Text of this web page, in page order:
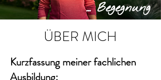
... Begegnung
ÜBER MICH
Kurzfassung meiner fachlichen
Ausbildung: